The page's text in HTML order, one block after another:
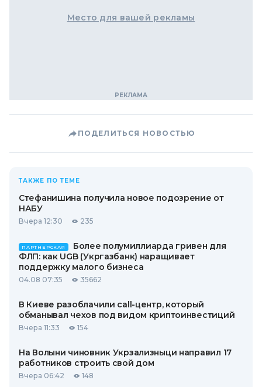
Место для вашей рекламы
ПОДЕЛИТЬСЯ НОВОСТЬЮ
ТАКЖЕ ПО ТЕМЕ
Стефанишина получила новое подозрение от
НАБУ
Вчера 12:30 235
ПАРТНЕРСКАЯ
Более полумиллиарда гривен для
ФЛП: как UGB (Укргазбанк) наращивает
поддержку малого бизнеса
04.08 07:35 35662
В Киеве разоблачили call-центр, который
обманывал чехов под видом криптоинвестиций
Вчера 11:33 154
На Волыни чиновник Укрзализныци направил 17
работников строить свой дом
Вчера 06:42 148